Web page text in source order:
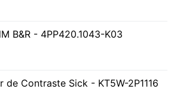
B&R - 4PP420.1043-K03
de Contraste Sick - KT5W-2P1116